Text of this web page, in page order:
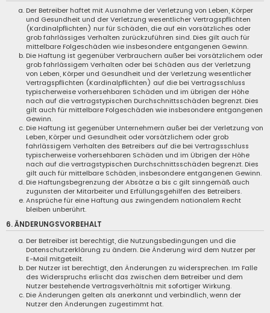
Der Betreiber haftet mit Ausnahme der Verletzung von Leben, Körper
und Gesundheit und der Verletzung wesentlicher Vertragspflichten
(Kardinalpflichten) nur für Schäden, die auf ein vorsätzliches oder
grob fahrlässiges Verhalten zurückzuführen sind. Dies gilt auch für
mittelbare Folgeschäden wie insbesondere entgangenen Gewinn.
Die Haftung ist gegenüber Verbrauchern außer bei vorsätzlichem oder
grob fahrlässigem Verhalten oder bei Schäden aus der Verletzung
von Leben, Körper und Gesundheit und der Verletzung wesentlicher
Vertragspflichten (Kardinalpflichten) auf die bei Vertragsschluss
typischerweise vorhersehbaren Schäden und im übrigen der Höhe
nach auf die vertragstypischen Durchschnittsschäden begrenzt. Dies
gilt auch für mittelbare Folgeschäden wie insbesondere entgangenen
Gewinn.
Die Haftung ist gegenüber Unternehmern außer bei der Verletzung von
Leben, Körper und Gesundheit oder vorsätzlichem oder grob
fahrlässigem Verhalten des Betreibers auf die bei Vertragsschluss
typischerweise vorhersehbaren Schäden und im Übrigen der Höhe
nach auf die vertragstypischen Durchschnittsschäden begrenzt. Dies
gilt auch für mittelbare Schäden, insbesondere entgangenen Gewinn.
Die Haftungsbegrenzung der Absätze a bis c gilt sinngemäß auch
zugunsten der Mitarbeiter und Erfüllungsgehilfen des Betreibers.
Ansprüche für eine Haftung aus zwingendem nationalem Recht
bleiben unberührt.
6. ÄNDERUNGSVORBEHALT
Der Betreiber ist berechtigt, die Nutzungsbedingungen und die
Datenschutzerklärung zu ändern. Die Änderung wird dem Nutzer per
E-Mail mitgeteilt.
Der Nutzer ist berechtigt, den Änderungen zu widersprechen. Im Falle
des Widerspruchs erlischt das zwischen dem Betreiber und dem
Nutzer bestehende Vertragsverhältnis mit sofortiger Wirkung.
Die Änderungen gelten als anerkannt und verbindlich, wenn der
Nutzer den Änderungen zugestimmt hat.